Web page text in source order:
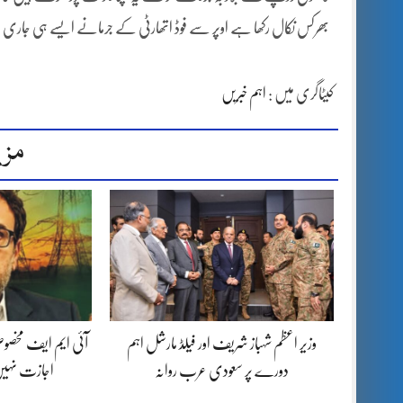
بھرکس نکال رکھا ہے اوپر سے فوڈ اتھارٹی کے جرمانے ایسے ہی جاری
کیٹاگری میں : اہم خبریں
وزیر اعظم شہباز شریف اور فیلڈ مارشل اہم
دورے پر سعودی عرب روانہ
آئی ایم ایف
اجازت